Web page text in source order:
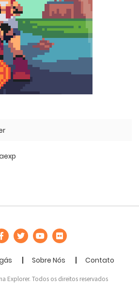
Sobre Nós Contato
Explorer. Todos os direitos reservados